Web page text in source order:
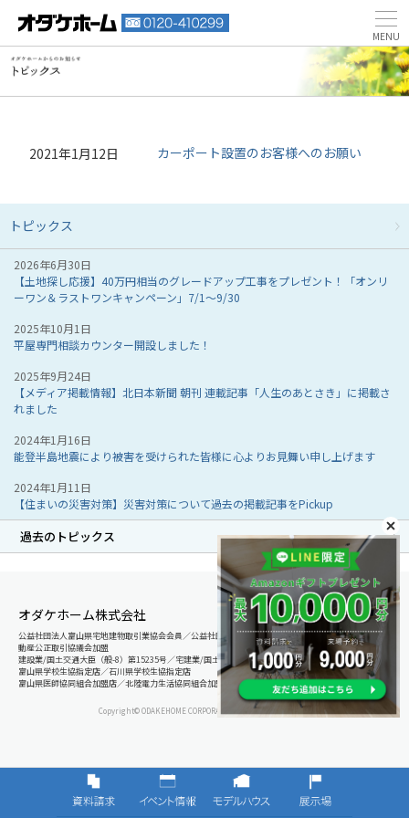
2021年1月12日 カーポート設置のお客様へのお願い
トピックス
2026年6月30日
【土地探し応援】40万円相当のグレードアップ工事をプレゼント！「オンリ
ーワン＆ラストワンキャンペーン」7/1～9/30
2025年10月1日
平屋専門相談カウンター開設しました！
2025年9月24日
【メディア掲載情報】北日本新聞 朝刊 連載記事「人生のあとさき」に掲載さ
れました
2024年1月16日
能登半島地震により被害を受けられた皆様に心よりお見舞い申し上げます
2024年1月11日
【住まいの災害対策】災害対策について過去の掲載記事をPickup
過去のトピックス
オダケホーム株式会社
公益社団法人富山県宅地建物取引業協会会員／公益社団法人石川県宅地建物取引業協会会員／北陸不
動産公正取引協議会加盟
建設業/国土交通大臣（般-8）第15235号／宅建業/国土交通大臣（8）第5025号
富山県学校生協指定店／石川県学校生協指定店
富山県医師協同組合加盟店／北陸電力生活協同組合加盟店
Copyright© ODAKEHOME CORPORATION All Rights Reserved.